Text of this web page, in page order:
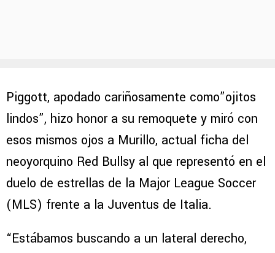
Piggott, apodado cariñosamente como”ojitos
lindos”, hizo honor a su remoquete y miró con
esos mismos ojos a Murillo, actual ficha del
neoyorquino Red Bullsy al que representó en el
duelo de estrellas de la Major League Soccer
(MLS) frente a la Juventus de Italia.
“Estábamos buscando a un lateral derecho,